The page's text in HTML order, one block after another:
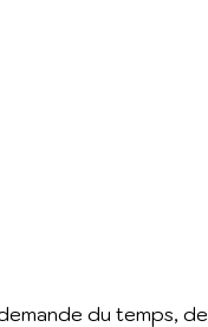
du temps, de